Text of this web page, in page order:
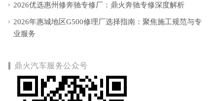
2026优选惠州修奔驰专修厂：鼎火奔驰专修深度解析
2026年惠城地区G500修理厂选择指南：聚焦施工规范与专
业服务
鼎火汽车服务公众号